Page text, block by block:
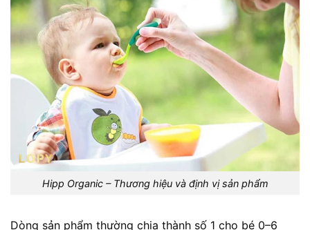
Hipp Organic – Thương hiệu và định vị sản phẩm
Dòng sản phẩm thường chia thành số 1 cho bé 0–6